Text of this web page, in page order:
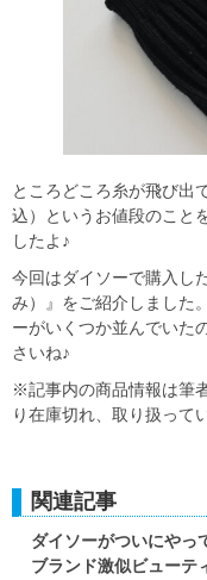
ところどころ糸が飛び出
込）というお値段のこと
したよ♪
今回はダイソーで購入し
み）』をご紹介しました
ーがいくつか並んでいた
さいね♪
※記事内の商品情報は筆
り在庫切れ、取り扱って
関連記事
ダイソーがついにや
ブランド激似ビューテ